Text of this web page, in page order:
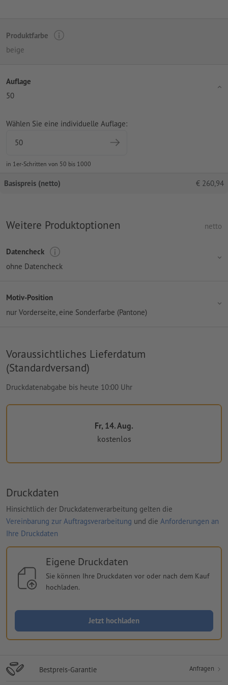
Produktfarbe
beige
Auflage
50
Wählen Sie eine individuelle Auflage:
in 1er-Schritten von 50 bis 1000
Basispreis (netto) € 260,94
Weitere Produktoptionen netto
Datencheck
ohne Datencheck
Motiv-Position
nur Vorderseite, eine Sonderfarbe (Pantone)
Voraussichtliches Lieferdatum
(Standardversand)
Druckdatenabgabe bis heute 10:00 Uhr
Fr, 14. Aug.
kostenlos
Druckdaten
Hinsichtlich der Druckdatenverarbeitung gelten die
Vereinbarung zur Auftragsverarbeitung und die Anforderungen an
Ihre Druckdaten
Eigene Druckdaten
Sie können Ihre Druckdaten vor oder nach dem Kauf
hochladen.
Jetzt hochladen
Bestpreis-Garantie Anfragen